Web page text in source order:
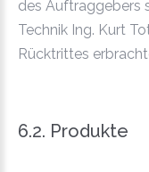
des Auftraggebers
Technik Ing. Kurt
Rücktrittes
6.2. Produkte